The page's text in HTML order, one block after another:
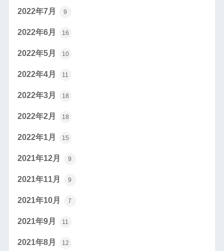
2022年7月 9
2022年6月 16
2022年5月 10
2022年4月 11
2022年3月 18
2022年2月 18
2022年1月 15
2021年12月 9
2021年11月 9
2021年10月 7
2021年9月 11
2021年8月 12